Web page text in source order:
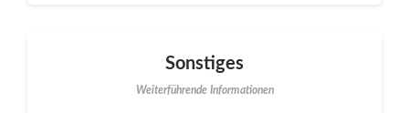
Sonstiges
Weiterführende Informationen